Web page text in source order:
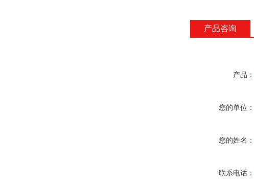
产品咨询
产品：
您的单位：
您的姓名：
联系电话：